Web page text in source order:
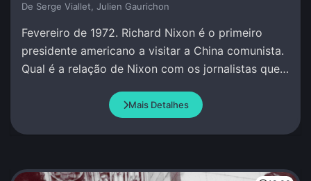
De Serge Viallet, Julien Gaurichon
Fevereiro de 1972. Richard Nixon é o primeiro
presidente americano a visitar a China comunista.
Qual é a relação de Nixon com os jornalistas que
Mais Detalhes